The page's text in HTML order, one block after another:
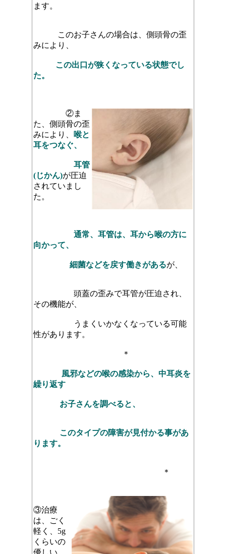
ます。
このお子さんの場合は、側頭骨の歪
みにより、
この出口が狭くなっている状態でし
た。
②ま
た、側頭骨の歪
みにより、
喉と
耳をつなぐ、
耳管
(じかん)が圧迫
されていまし
た。
通常、耳管は、耳から喉の方に
向かって、
細菌などを戻す働きがあるが、
頭蓋の歪みで耳管が圧迫され、
その機能が、
うまくいかなくなっている可能
性があります。
＊
風邪などの喉の感染から、中耳炎を
繰り返す
お子さんを調べると、
このタイプの障害が見付かる事があ
ります。
＊
③治療
は、ごく
軽く、5g
くらいの
優しい